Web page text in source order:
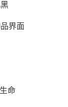
界面
命